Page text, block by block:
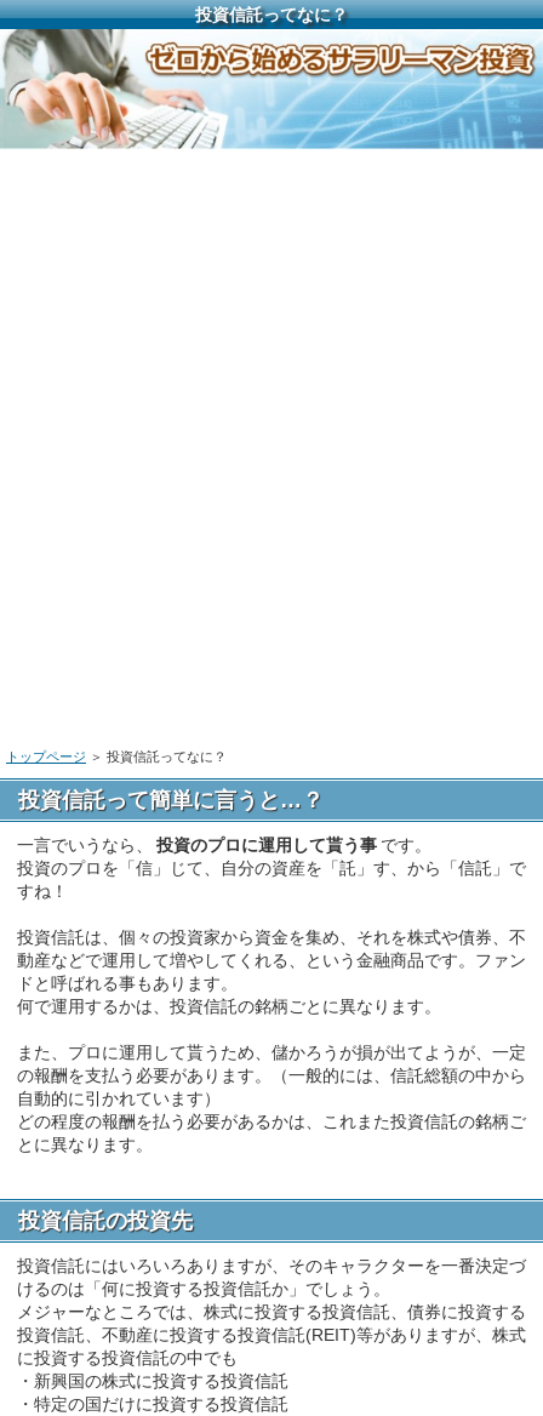
投資信託ってなに？
トップページ ＞ 投資信託ってなに？
投資信託って簡単に言うと…？
一言でいうなら、 投資のプロに運用して貰う事 です。
投資のプロを「信」じて、自分の資産を「託」す、から「信託」で
すね！
投資信託は、個々の投資家から資金を集め、それを株式や債券、不
動産などで運用して増やしてくれる、という金融商品です。ファン
ドと呼ばれる事もあります。
何で運用するかは、投資信託の銘柄ごとに異なります。
また、プロに運用して貰うため、儲かろうが損が出てようが、一定
の報酬を支払う必要があります。（一般的には、信託総額の中から
自動的に引かれています）
どの程度の報酬を払う必要があるかは、これまた投資信託の銘柄ご
とに異なります。
投資信託の投資先
投資信託にはいろいろありますが、そのキャラクターを一番決定づ
けるのは「何に投資する投資信託か」でしょう。
メジャーなところでは、株式に投資する投資信託、債券に投資する
投資信託、不動産に投資する投資信託(REIT)等がありますが、株式
に投資する投資信託の中でも
・新興国の株式に投資する投資信託
・特定の国だけに投資する投資信託